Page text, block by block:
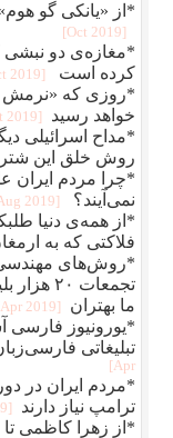
*از «یانکی گو
[2019 Oct]
*مغازه‌ی دو نبشی
کرده است
[2019 Oct]
خواهد رسید
[2019 Oct]
*مداح اسرائیلی
روش خلق این شتر
*چرا مردم ایران
نمی‌آیند؟
[2019 Aug]
*از همه‌ی دنیا
فلاکتی که به
*روش‌های
ما‌ بهتران
[2019 Apr]
*یورونیوز فارسی
تبلیغاتی
Apr]
*مردم ایران در
ترامپ نیاز دارند
[2019 Jan]
*از زهرا کاظمی